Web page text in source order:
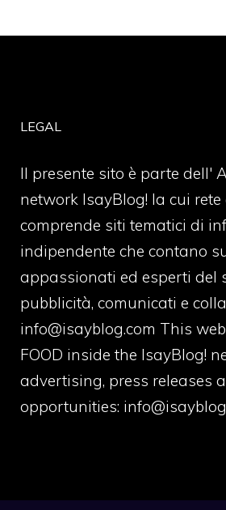
LEGAL
Il presente sito è parte dell'
network IsayBlog! la cui
comprende siti tematici di
indipendente che contano
appassionati ed esperti del
pubblicità, comunicati e
info@isayblog.com This
FOOD inside the IsayBlog!
advertising, press releases
opportunities: